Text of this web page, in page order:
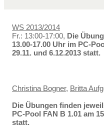
WS 2013/2014
Fr.: 13:00-17:00, Die
13.00-17.00 Uhr im PC-
29.11. und 6.12.2013 statt.
Christina Bogner, Britta
Die Übungen finden
PC-Pool FAN B 1.01 am
statt.